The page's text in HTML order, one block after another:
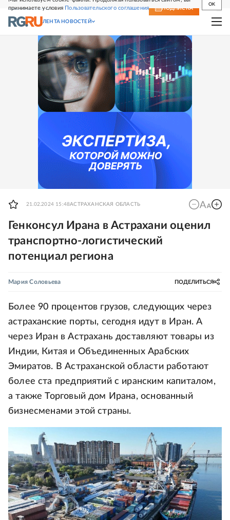
принимаете условия Пользовательского соглашения
OK
СВЕЖИЙ НОМЕР ПОДПИСКА
ЛЕНТА НОВОСТЕЙ
21.02.2024 15:48АСТРАХАНСКАЯ ОБЛАСТЬ
Генконсул Ирана в Астрахани оценил
транспортно-логистический
потенциал региона
Мария Соловьева ПОДЕЛИТЬСЯ
Более 90 процентов грузов, следующих через
астраханские порты, сегодня идут в Иран. А
через Иран в Астрахань доставляют товары из
Индии, Китая и Объединенных Арабских
Эмиратов. В Астраханской области работают
более ста предприятий с иранским капиталом,
а также Торговый дом Ирана, основанный
бизнесменами этой страны.